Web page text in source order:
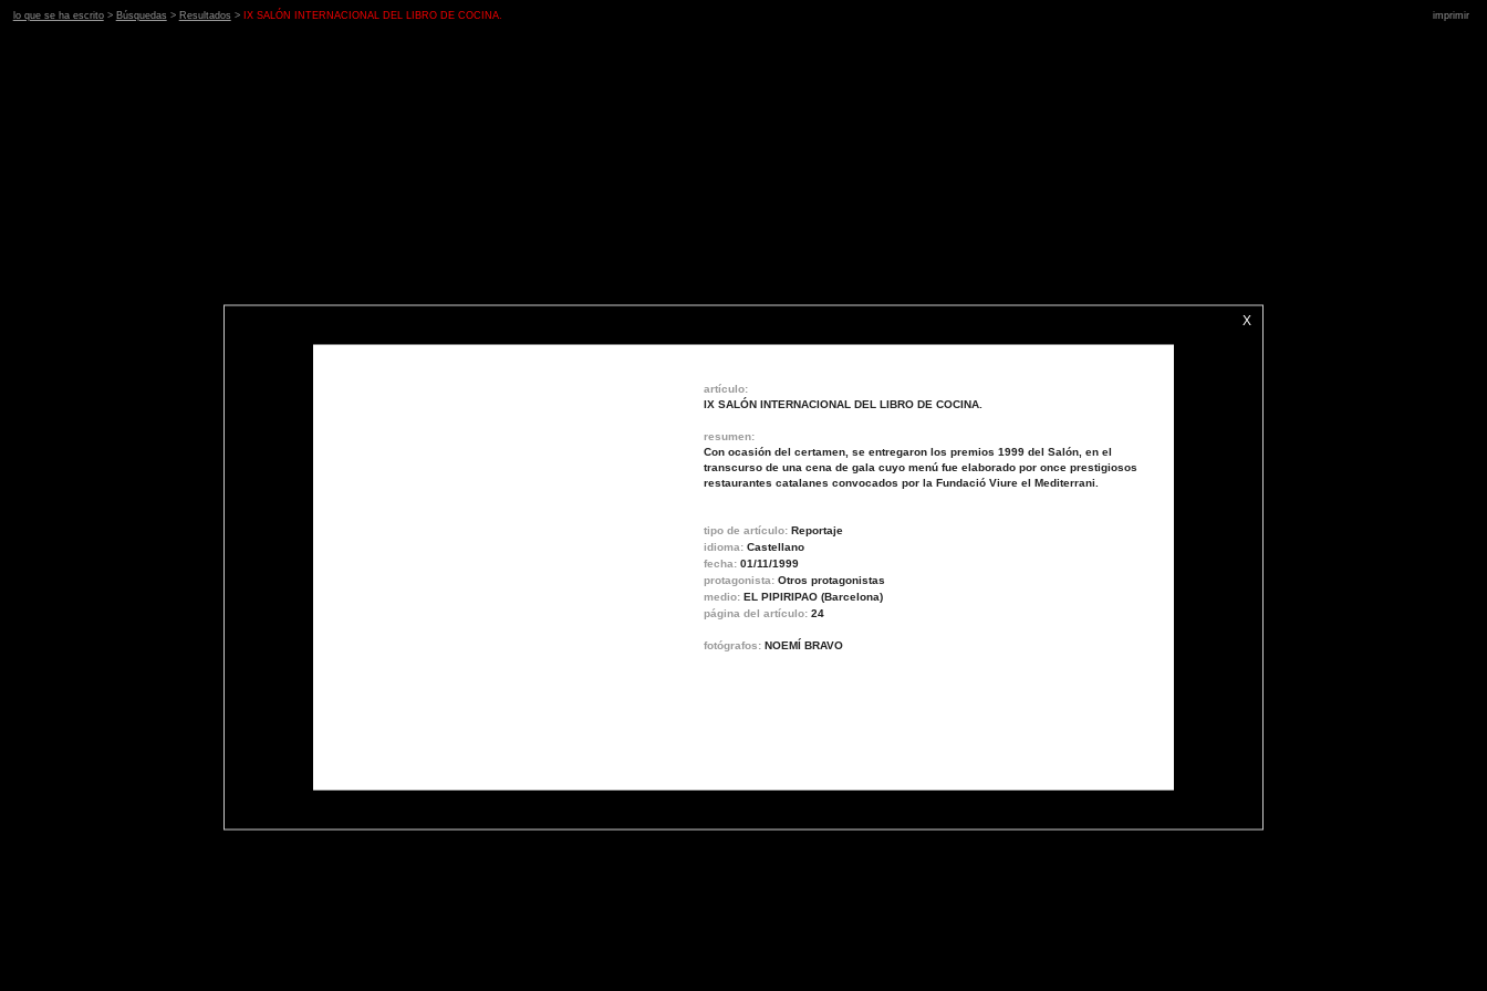
lo que se ha escrito> Búsquedas > Resultados > IX SALÓN INTERNACIONAL DEL LIBRO DE COCINA. imprimir
X
artículo:
IX SALÓN INTERNACIONAL DEL LIBRO DE COCINA.
resumen:
Con ocasión del certamen, se entregaron los premios 1999 del Salón, en el
transcurso de una cena de gala cuyo menú fue elaborado por once prestigiosos
restaurantes catalanes convocados por la Fundació Viure el Mediterrani.
tipo de artículo: Reportaje
idioma: Castellano
fecha: 01/11/1999
protagonista: Otros protagonistas
medio: EL PIPIRIPAO (Barcelona)
página del artículo: 24
fotógrafos: NOEMÍ BRAVO